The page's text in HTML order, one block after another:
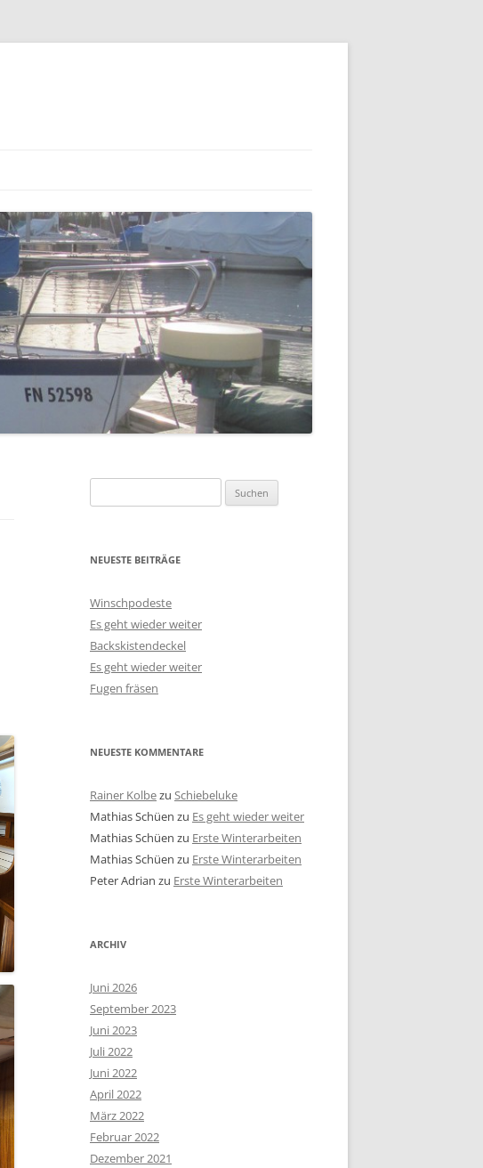
nach:
NEUESTE BEITRÄGE
Winschpodeste
Es geht wieder weiter
Backskistendeckel
Es geht wieder weiter
Fugen fräsen
NEUESTE KOMMENTARE
Rainer Kolbezu Schiebeluke
Mathias Schüen zu Es geht wieder weiter
Mathias Schüen zu Erste Winterarbeiten
Mathias Schüen zu Erste Winterarbeiten
Peter Adrian zu Erste Winterarbeiten
ARCHIV
Juni 2026
September 2023
Juni 2023
Juli 2022
Juni 2022
April 2022
März 2022
Februar 2022
Dezember 2021